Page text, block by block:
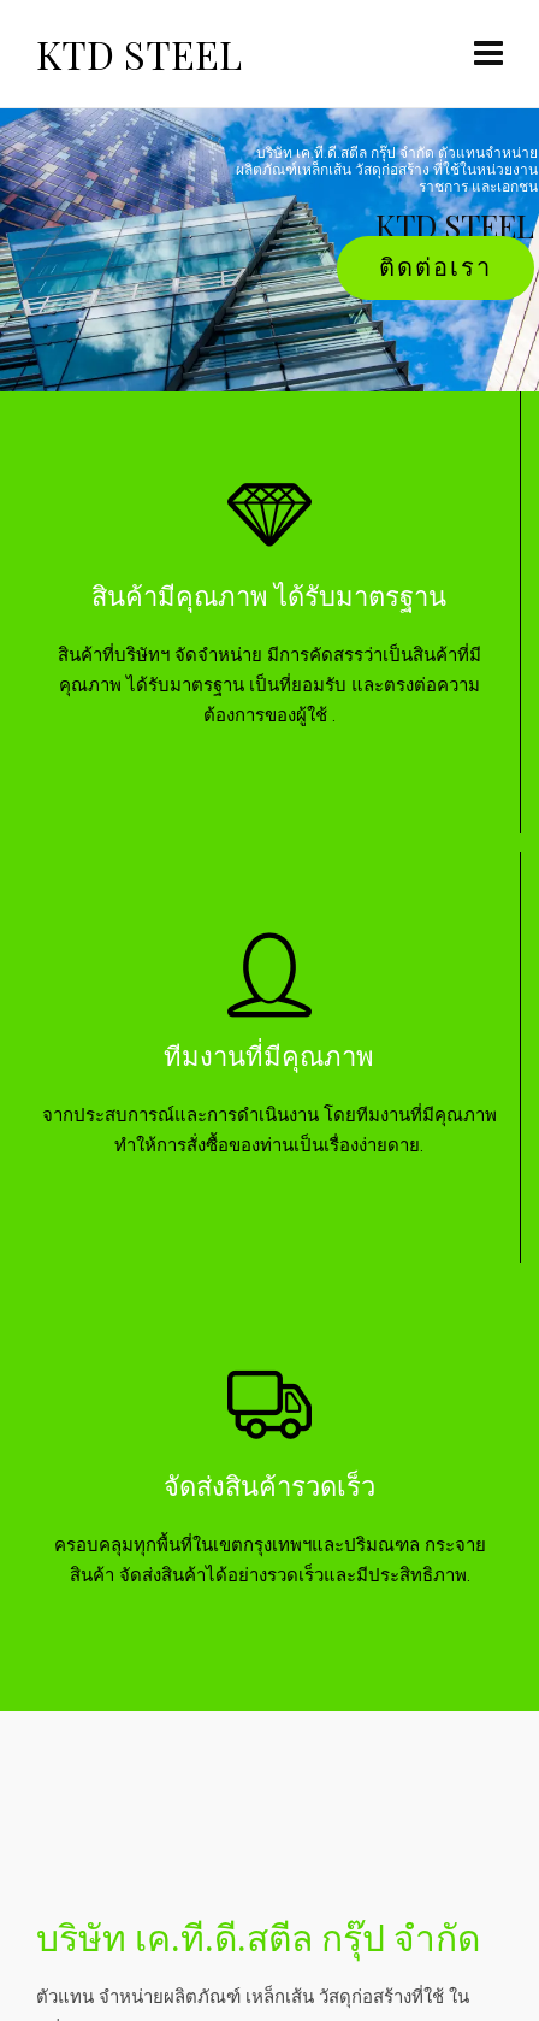
KTD STEEL
บริษัท เค.ที.ดี.สตีล กรุ๊ป จำกัด ตัวแทนจำหน่าย
ผลิตภัณฑ์เหล็กเส้น วัสดุก่อสร้าง ที่ใช้ในหน่วยงาน
ราชการ และเอกชน
KTD STEEL
ติดต่อเรา
สินค้ามีคุณภาพ ได้รับมาตรฐาน
สินค้าที่บริษัทฯ จัดจำหน่าย มีการคัดสรรว่าเป็นสินค้าที่มี
คุณภาพ ได้รับมาตรฐาน เป็นที่ยอมรับ และตรงต่อความ
ต้องการของผู้ใช้ .
ทีมงานที่มีคุณภาพ
จากประสบการณ์และการดำเนินงาน โดยทีมงานที่มีคุณภาพ
ทำให้การสั่งซื้อของท่านเป็นเรื่องง่ายดาย.
จัดส่งสินค้ารวดเร็ว
ครอบคลุมทุกพื้นที่ในเขตกรุงเทพฯและปริมณฑล กระจาย
สินค้า จัดส่งสินค้าได้อย่างรวดเร็วและมีประสิทธิภาพ.
บริษัท เค.ที.ดี.สตีล กรุ๊ป จำกัด
ตัวแทน จำหน่ายผลิตภัณฑ์ เหล็กเส้น วัสดุก่อสร้างที่ใช้ ใน